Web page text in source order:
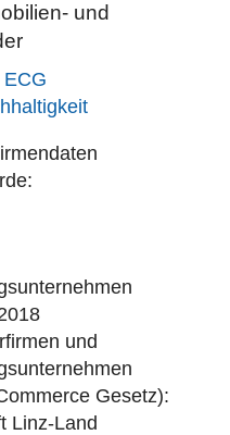
und
und
Gesetz):
Linz-Land